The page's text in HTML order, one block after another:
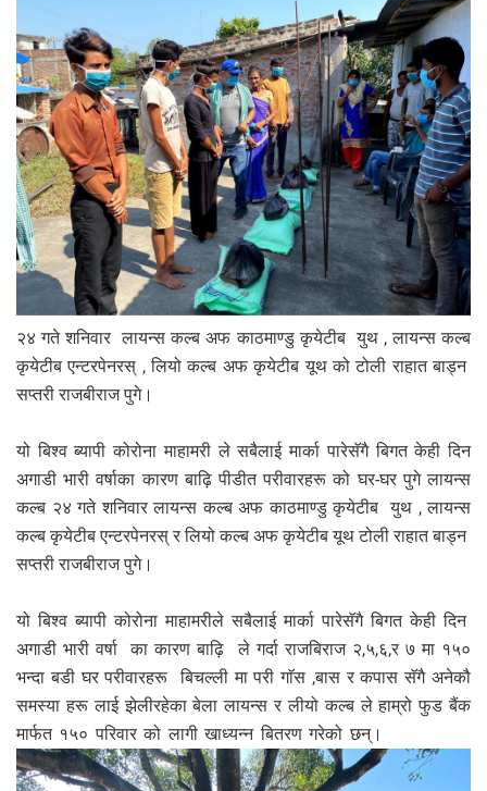
२४ गते शनिवार लायन्स कल्ब अफ काठमाण्डु कृयेटीब युथ , लायन्स कल्ब
कृयेटीब एन्टरपेनरस् , लियो कल्ब अफ कृयेटीब यूथ को टोली राहात बाड्न
सप्तरी राजबीराज पुगे।
यो बिश्व ब्यापी कोरोना माहामरी ले सबैलाई मार्का पारेसॅगै बिगत केही दिन
अगाडी भारी वर्षाका कारण बाढ़ि पीडीत परीवारहरू को घर-घर पुगे लायन्स
कल्ब २४ गते शनिवार लायन्स कल्ब अफ काठमाण्डु कृयेटीब युथ , लायन्स
कल्ब कृयेटीब एन्टरपेनरस् र लियो कल्ब अफ कृयेटीब यूथ टोली राहात बाड्न
सप्तरी राजबीराज पुगे।
यो बिश्व ब्यापी कोरोना माहामरीले सबैलाई मार्का पारेसॅगै बिगत केही दिन
अगाडी भारी वर्षा का कारण बाढ़ि ले गर्दा राजबिराज २,५,६,र ७ मा १५०
भन्दा बडी घर परीवारहरू बिचल्ली मा परी गाॅस ,बास र कपास सॅगै अनेकौ
समस्या हरू लाई झेलीरहेका बेला लायन्स र लीयो कल्ब ले हाम्रो फुड बैंक
मार्फत १५० परिवार को लागी खाध्यन्न बितरण गरेको छन्।